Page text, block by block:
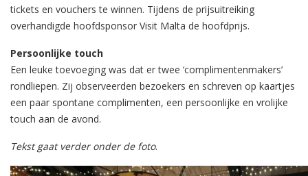
tickets en vouchers te winnen. Tijdens de prijsuitreiking
overhandigde hoofdsponsor Visit Malta de hoofdprijs.
Persoonlijke touch
Een leuke toevoeging was dat er twee ‘complimentenmakers’
rondliepen. Zij observeerden bezoekers en schreven op kaartjes
een paar spontane complimenten, een persoonlijke en vrolijke
touch aan de avond.
Tekst gaat verder onder de foto.